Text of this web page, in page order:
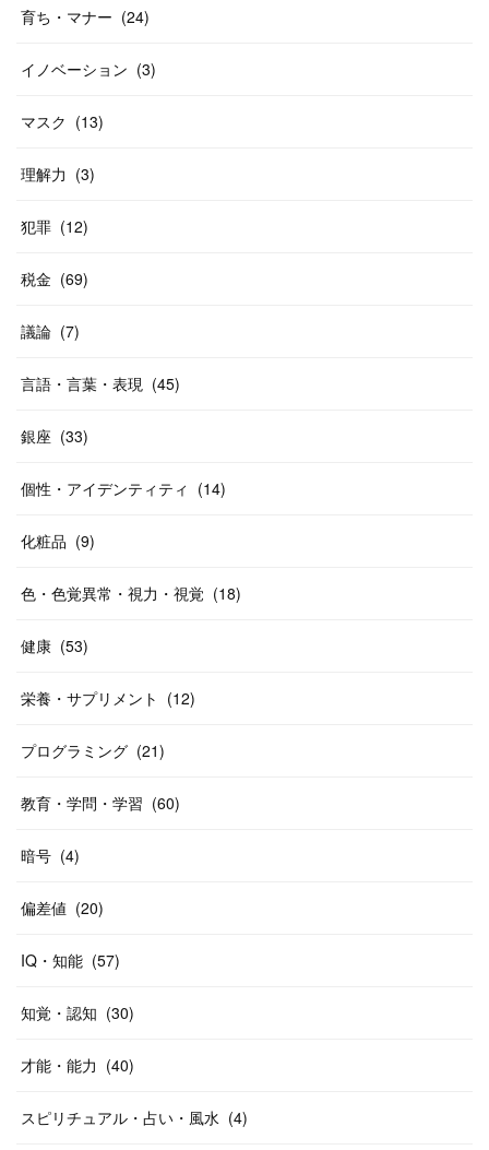
育ち・マナー (24)
イノベーション (3)
マスク (13)
理解力 (3)
犯罪 (12)
税金 (69)
議論 (7)
言語・言葉・表現 (45)
銀座 (33)
個性・アイデンティティ (14)
化粧品 (9)
色・色覚異常・視力・視覚 (18)
健康 (53)
栄養・サプリメント (12)
プログラミング (21)
教育・学問・学習 (60)
暗号 (4)
偏差値 (20)
IQ・知能 (57)
知覚・認知 (30)
才能・能力 (40)
スピリチュアル・占い・風水 (4)